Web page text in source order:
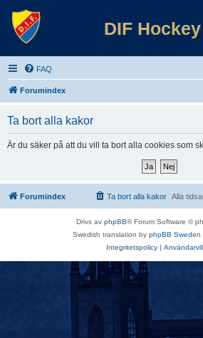
DIF
FAQ
Forumindex
Ta bort alla kakor
Är du säker på att du vill ta bort alla cookies som
Forumindex Alla
Ta bort alla kakor
Drivs av phpBB® Forum Software ©
Swedish translation by phpBB Sweden
Integritetspolicy|